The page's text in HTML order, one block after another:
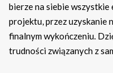
bierze na siebie
projektu, przez uzyskanie
finalnym wykończeniu.
trudności związanych z